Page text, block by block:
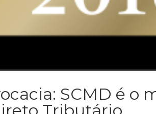
SCMD é o